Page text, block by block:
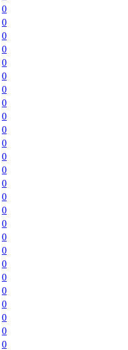
0
0
0
0
0
0
0
0
0
0
0
0
0
0
0
0
0
0
0
0
0
0
0
0
0
0